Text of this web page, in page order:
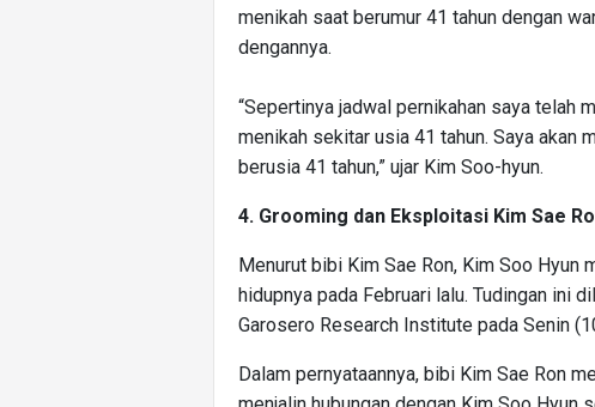
menikah saat berumur 41 tahun dengan
dengannya.
“Sepertinya jadwal pernikahan saya telah
menikah sekitar usia 41 tahun. Saya akan
berusia 41 tahun,” ujar Kim Soo-hyun.
4. Grooming dan Eksploitasi Kim Sae
Menurut bibi Kim Sae Ron, Kim Soo Hyun
hidupnya pada Februari lalu. Tudingan ini
Garosero Research Institute pada Senin
Dalam pernyataannya, bibi Kim Sae Ron